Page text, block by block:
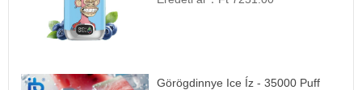
Görögdinnye Ice Íz - 35000 Puff